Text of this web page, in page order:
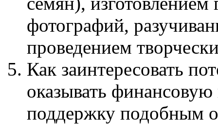
фотографий,
проведением
Как заинтересовать
оказывать
поддержку подобным